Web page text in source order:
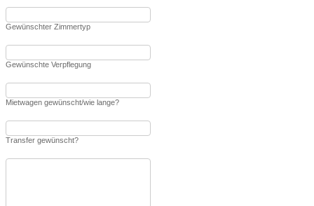
Gewünschter Zimmertyp
Gewünschte Verpflegung
Mietwagen gewünscht/wie lange?
Transfer gewünscht?